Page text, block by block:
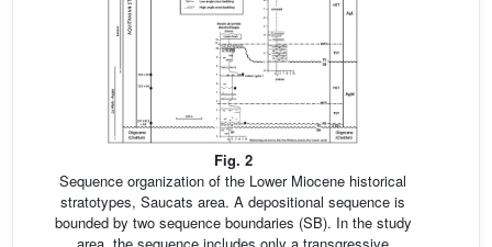
Fig. 2
Sequence organization of the Lower Miocene historical
stratotypes, Saucats area. A depositional sequence is
bounded by two sequence boundaries (SB). In the study